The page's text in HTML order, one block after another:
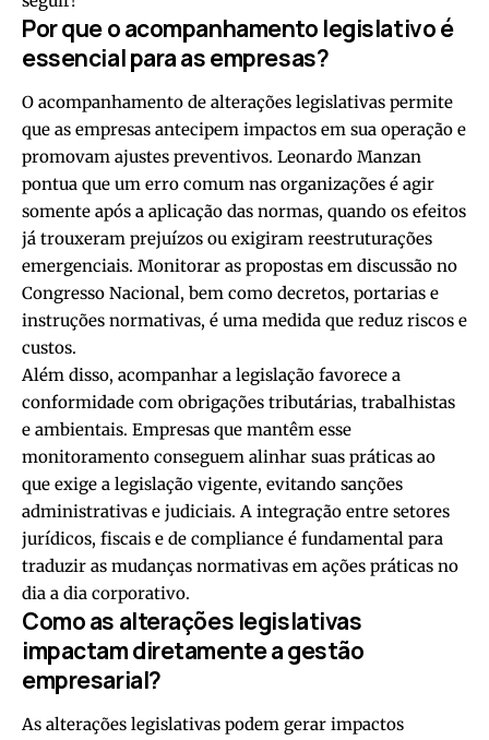
Por que o acompanhamento legislativo é
essencial para as empresas?
O acompanhamento de alterações legislativas permite
que as empresas antecipem impactos em sua operação e
promovam ajustes preventivos. Leonardo Manzan
pontua que um erro comum nas organizações é agir
somente após a aplicação das normas, quando os efeitos
já trouxeram prejuízos ou exigiram reestruturações
emergenciais. Monitorar as propostas em discussão no
Congresso Nacional, bem como decretos, portarias e
instruções normativas, é uma medida que reduz riscos e
custos.
Além disso, acompanhar a legislação favorece a
conformidade com obrigações tributárias, trabalhistas
e ambientais. Empresas que mantêm esse
monitoramento conseguem alinhar suas práticas ao
que exige a legislação vigente, evitando sanções
administrativas e judiciais. A integração entre setores
jurídicos, fiscais e de compliance é fundamental para
traduzir as mudanças normativas em ações práticas no
dia a dia corporativo.
Como as alterações legislativas
impactam diretamente a gestão
empresarial?
As alterações legislativas podem gerar impactos